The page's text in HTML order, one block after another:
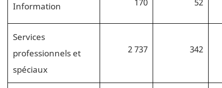
Information
Services
professionnels et
spéciaux
2 737 342